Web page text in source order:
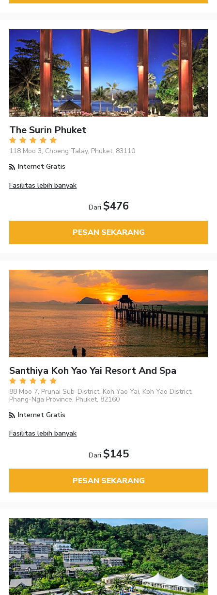
The Surin Phuket
118 Moo 3, Choeng Talay, Phuket, 83110
Internet Gratis
Fasilitas lebih banyak
Dari $476
PESAN SEKARANG
Santhiya Koh Yao Yai Resort And Spa
88 Moo 7, Prunai Sub-District, Koh Yao Yai, Koh Yao District,
Phang-Nga Province, Phuket, 82160
Internet Gratis
Fasilitas lebih banyak
Dari $145
PESAN SEKARANG